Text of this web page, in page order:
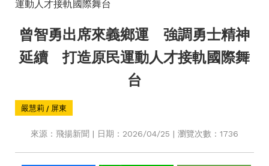
曾智勇出席來義鄉運 強調勇士精神
延續 打造原民運動人才接軌國際舞
台
嚴慧莉 / 屏東
來源：飛揚新聞 | 日期：2026/04/25 | 瀏覽次數：1736